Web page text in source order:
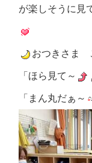
が楽しそうに見
おつきさま
「ほら見て～
「まん丸だぁ～